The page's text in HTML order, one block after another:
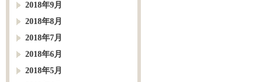
2018年9月
2018年8月
2018年7月
2018年6月
2018年5月